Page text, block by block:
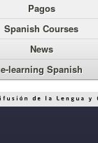
Pagos
Spanish Courses
News
e-learning Spanish